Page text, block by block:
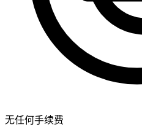
无任何手续费